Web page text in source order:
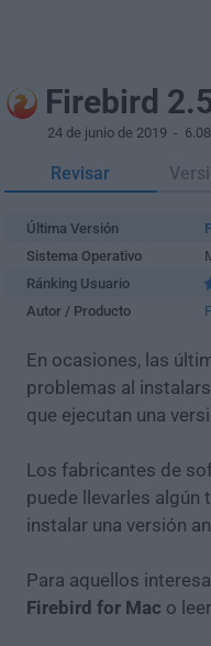
Firebird
24 de junio de 2019 -
Revisar
Última Versión
Sistema Operativo
Ránking Usuario
Autor / Producto
En ocasiones, las
problemas al
que ejecutan una
Los fabricantes de
puede llevarles algún
instalar una versión
Para aquellos
Firebird for Mac o